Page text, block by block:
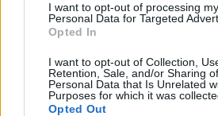
I want to opt-out of processing my
Personal Data for Targeted
Opted In
I want to opt-out of Collection,
Retention, Sale, and/or Sharing
Personal Data that Is Unrelated
Purposes for which it was
Opted Out